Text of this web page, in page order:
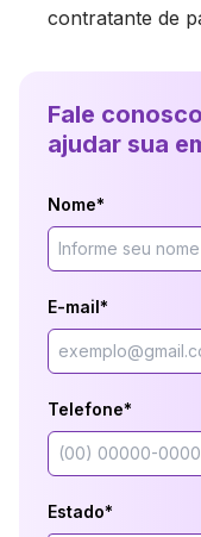
contratante de
Fale
ajudar sua
Nome*
E-mail*
Telefone*
Estado*